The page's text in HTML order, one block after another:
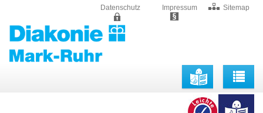
Datenschutz Impressum Sitemap